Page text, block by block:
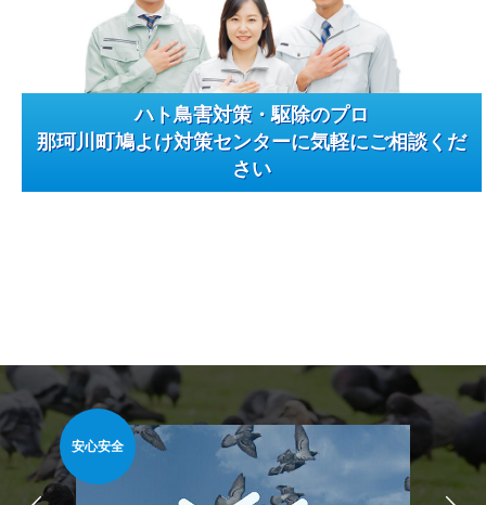
ハト鳥害対策・駆除のプロ
那珂川町鳩よけ対策センターに気軽にご相談くだ
さい
安心安全